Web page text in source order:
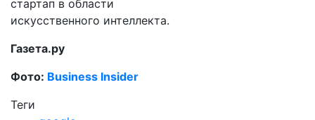
стартап в области
искусственного интеллекта.
Газета.ру
Фото: Business Insider
Теги